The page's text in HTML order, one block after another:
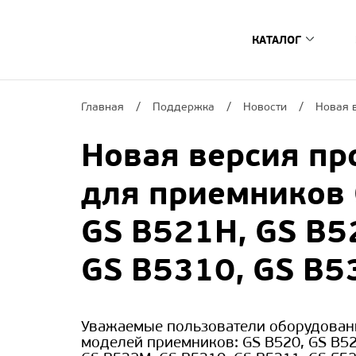
КАТАЛОГ
Цифровые ТВ-
Сопутствующее
Умный дом
Архив
Поиск по
Главная Поддержка Новости Новая
Новая версия
для приемников
GS B521H, GS
GS B5310, GS
Уважаемые пользователи
моделей приемников: GS B520, GS